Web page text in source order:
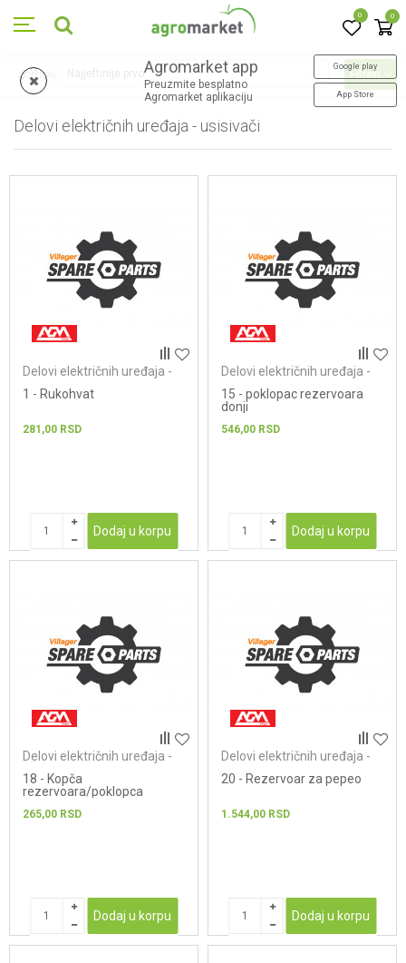
0 0
Agromarket app
Preuzmite besplatno
Agromarket aplikaciju
Google play
App Store
Delovi električnih uređaja - usisivači
Sortiraj Filteri
Delovi električnih uređaja -
1 - Rukohvat
281,00 RSD
Dodaj u korpu
Delovi električnih uređaja -
15 - poklopac rezervoara
donji
546,00 RSD
Dodaj u korpu
Delovi električnih uređaja -
18 - Kopča
rezervoara/poklopca
265,00 RSD
Dodaj u korpu
Delovi električnih uređaja -
20 - Rezervoar za pepeo
1.544,00 RSD
Dodaj u korpu